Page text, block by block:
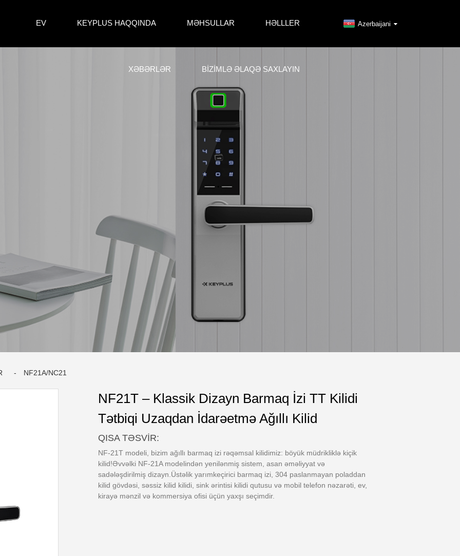
EV KEYPLUS HAQQINDA MƏHSULLAR HƏLLLER
XƏBƏRLƏR BIZIMLƏ ƏLAQƏ SAXLAYIN
Azerbaijani
NF21A/NC21
NF21T – Klassik Dizayn Barmaq İzi TT Kilidi
Tətbiqi Uzaqdan İdarəetmə Ağıllı Kilid
QISA TƏSVIR:
NF-21T modeli, bizim ağıllı barmaq izi rəqəmsal kilidimiz: böyük müdrikliklə kiçik
kilid!Əvvəlki NF-21A modelindən yenilənmiş sistem, asan əməliyyat və
sadələşdirilmiş dizayn.Üstəlik yarımkeçirici barmaq izi, 304 paslanmayan poladdan
kilid gövdəsi, səssiz kilid kilidi, sink ərintisi kilidi qutusu və mobil telefon nəzarəti, ev,
kirayə mənzil və kommersiya ofisi üçün yaxşı seçimdir.